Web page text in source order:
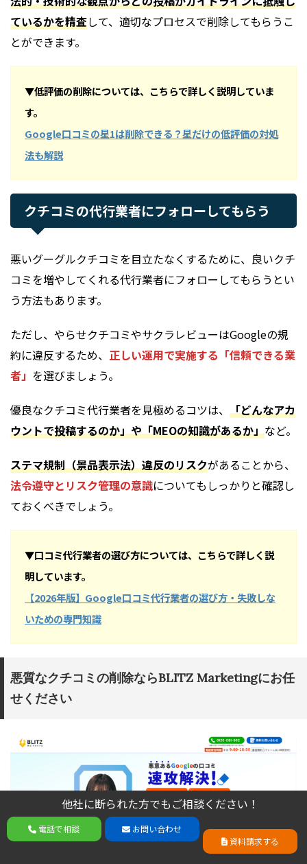
他社に断られた方でもご相談ください！
電話で相談 お問い合わせ 資料請求する
ているかを精査して、適切なプロセスで削除してもらうこ
とができます。
▼低評価の削除については、こちらで詳しく説明していま
す。
Google口コミの星1は削除できる？星だけの低評価の対処
法も解説
クチコミの代行業者にフォローしてもらう
悪いグーグルクチコミを目立たなくするために、良いクチ
コミを増やしてくれる代行業者にフォローしてもらうとい
う方法もあります。
ただし、やらせクチコミやサクラレビューはGoogleの規
約に違反するため、 正しい運用で実施する「信頼できる業
者」 を選びましょう。
優良なクチコミ代行業者を見極めるコツは、 「どんなアカ
ウントで投稿するのか」や「MEOの知識があるか」など。
ステマ規制（景品表示法）違反のリスクがあることから、
法令遵守とリスク管理の意識についてもしっかりと確認し
ておくべきでしょう。
▼口コミ代行業者の選び方については、こちらで詳しく説
明しています。
【2026年版】Google口コミ代行業者の選び方・失敗しな
いための専門知識
悪質なクチコミの削除ならBLITZ Marketingにお任
せください
他社に断られた方でもご相談ください！
電話で相談
お問い合わせ
資料請求する